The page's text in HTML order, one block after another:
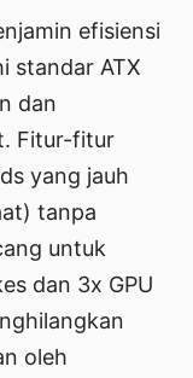
efisiensi
standar ATX
dan
Fitur-fitur
yang jauh
tanpa
untuk
dan 3x GPU
oleh